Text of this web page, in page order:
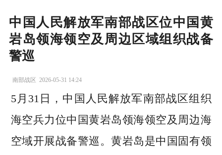
中国人民解放军南部战区位中国黄
岩岛领海领空及周边区域组织战备
警巡
南部战区 2026-05-31 14:24
5月31日，中国人民解放军南部战区组织
海空兵力位中国黄岩岛领海领空及周边海
空域开展战备警巡。黄岩岛是中国固有领